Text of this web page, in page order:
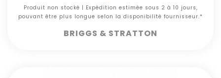
Produit non stocké | Expédition estimée sous 2 à 10 jours,
pouvant être plus longue selon la disponibilité fournisseur.*
BRIGGS & STRATTON